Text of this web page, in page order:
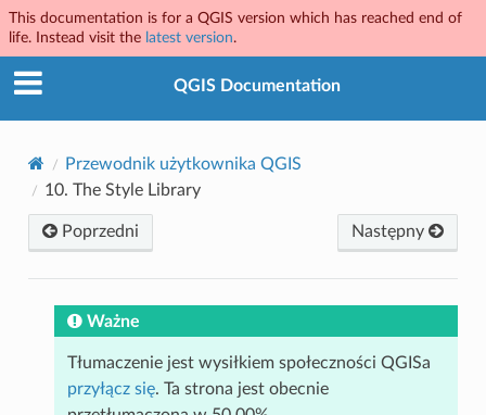
This documentation is for a QGIS version which has reached end of
life. Instead visit the latest version.
QGIS Documentation
Przewodnik użytkownika QGIS
10. The Style Library
Poprzedni Następny
Ważne
Tłumaczenie jest wysiłkiem społeczności QGISa
przyłącz się. Ta strona jest obecnie